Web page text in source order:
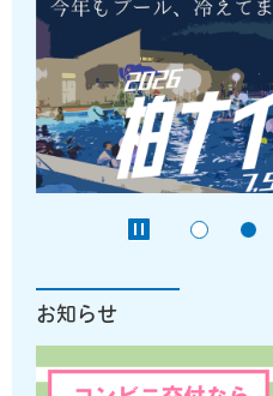
お知らせ